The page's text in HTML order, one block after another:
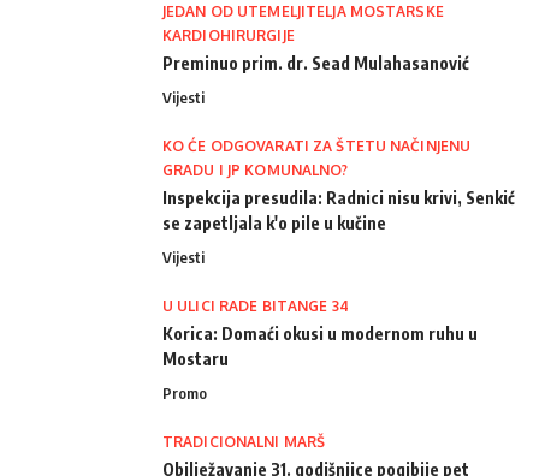
JEDAN OD UTEMELJITELJA MOSTARSKE
KARDIOHIRURGIJE
Preminuo prim. dr. Sead Mulahasanović
Vijesti
KO ĆE ODGOVARATI ZA ŠTETU NAČINJENU
GRADU I JP KOMUNALNO?
Inspekcija presudila: Radnici nisu krivi, Senkić
se zapetljala k'o pile u kučine
Vijesti
U ULICI RADE BITANGE 34
Korica: Domaći okusi u modernom ruhu u
Mostaru
Promo
TRADICIONALNI MARŠ
Obilježavanje 31. godišnjice pogibije pet